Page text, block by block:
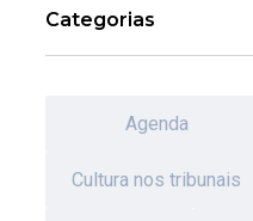
Categorias
Agenda
Cultura nos tribunais